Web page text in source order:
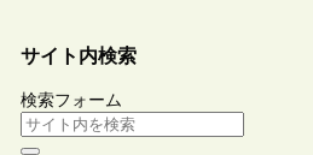
サイト内検索
検索フォーム